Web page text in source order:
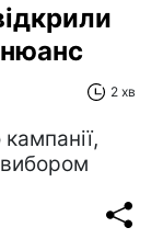
2 хв